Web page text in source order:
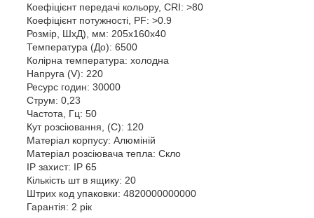
Коефіцієнт передачі кольору, CRI: >80
Коефіцієнт потужності, PF: >0.9
Розмір, ШхД), мм: 205х160х40
Температура (До): 6500
Колірна температура: холодна
Напруга (V): 220
Ресурс годин: 30000
Струм: 0,23
Частота, Гц: 50
Кут розсіювання, (C): 120
Матеріал корпусу: Алюміній
Матеріал розсіювача тепла: Скло
IP захист: IP 65
Кількість шт в ящику: 20
Штрих код упаковки: 4820000000000
Гарантія: 2 рік